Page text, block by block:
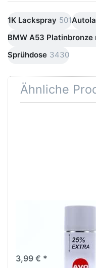
1K Lackspray 501
BMW A53 Platinbronze
Sprühdose 3430
Ähnliche
3,99 € *